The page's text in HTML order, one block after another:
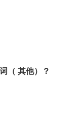
（ 其他）？